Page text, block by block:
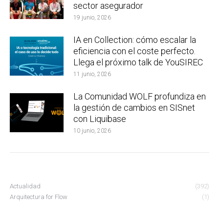
sector asegurador
19 junio, 2026
IA en Collection: cómo escalar la
eficiencia con el coste perfecto.
Llega el próximo talk de YouSIREC
11 junio, 2026
La Comunidad WOLF profundiza en
la gestión de cambios en SISnet
con Liquibase
10 junio, 2026
Actualidad
(392)
Arquitectura for Flow
(1)